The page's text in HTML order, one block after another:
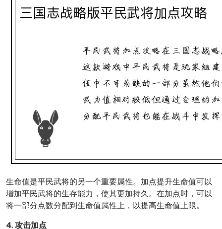
生命值是平民武将的另一个重要属性。加点提升生命值可以
增加平民武将的生存能力，使其更加持久。在加点时，可以
将一部分点数分配到生命值属性上，以提高生命值上限。
4. 攻击加点